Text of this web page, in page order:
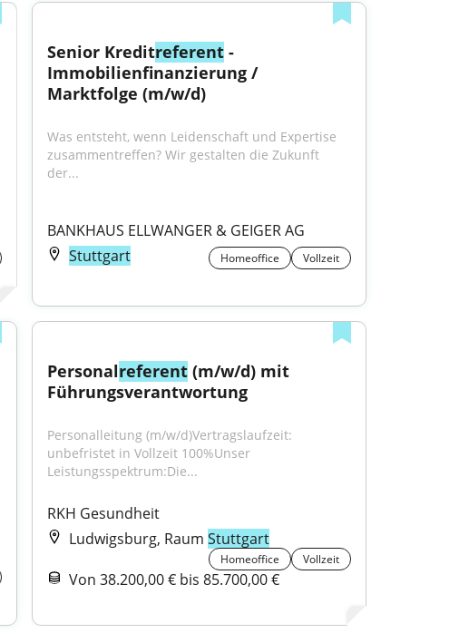
Senior Kreditreferent -
Immobilienfinanzierung /
Marktfolge (m/w/d)
Was entsteht, wenn Leidenschaft und Expertise
zusammentreffen? Wir gestalten die Zukunft
der...
BANKHAUS ELLWANGER & GEIGER AG
Stuttgart
Homeoffice Vollzeit
Personalreferent (m/w/d) mit
Führungsverantwortung
Personalleitung (m/w/d)Vertragslaufzeit:
unbefristet in Vollzeit 100%Unser
Leistungsspektrum:Die...
RKH Gesundheit
Ludwigsburg, Raum Stuttgart
Homeoffice Vollzeit
Von 38.200,00 € bis 85.700,00 €